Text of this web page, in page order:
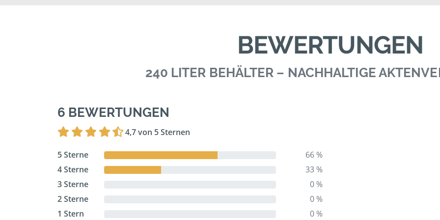
BEWERTUNGEN
240 LITER BEHÄLTER – NACHHALTIGE
6 BEWERTUNGEN
4,7 von 5 Sternen
5 Sterne
66 %
4 Sterne
33 %
3 Sterne
0 %
2 Sterne
0 %
1 Stern
0 %